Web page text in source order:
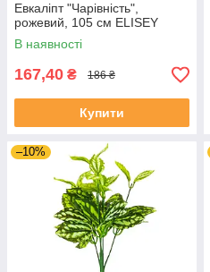
Евкаліпт "Чарівність",
рожевий, 105 см ELISEY
В наявності
167,40 ₴ 186 ₴
Купити
–10%